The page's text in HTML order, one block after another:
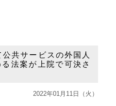
共サービスの外国人
法案が上院で可決さ
2022年01月11日（火）